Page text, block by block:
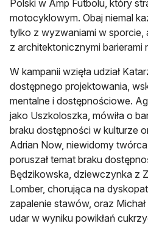
Polski w Amp Futbolu, który
motocyklowym. Obaj niemal
tylko z wyzwaniami w sporcie,
z architektonicznymi barierami
W kampanii wzięła udział
dostępnego projektowania,
mentalne i dostępnościowe.
jako Uszkoloszka, mówiła o
braku dostępności w kulturze
Adrian Now, niewidomy twórca
poruszał temat braku
Będzikowska, dziewczynka z
Lomber, chorująca na
zapalenie stawów, oraz
udar w wyniku powikłań